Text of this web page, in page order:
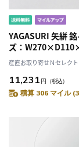
YAGASURI 矢絣
ズ：
［北海道・離島 配
産直お取り寄せＮセレク
11,231 円 （税込）
積算 306 マイル